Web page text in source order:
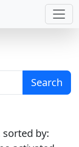
Search
by: